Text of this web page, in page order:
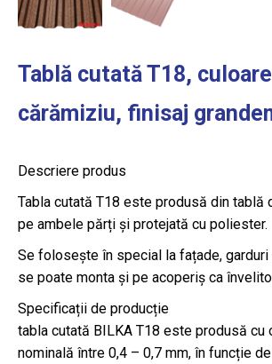
Tablă cutată T18,
cărămiziu, finisaj
Descriere produs
Tabla cutată T18 este produsă din tablă
pe ambele părți și protejată cu poliester.
Se folosește în special la fațade, garduri
se poate monta și pe acoperiș ca
Specificații de producție
tabla cutată BILKA T18 este produsă cu
nominală între 0,4 – 0,7 mm, în funcție